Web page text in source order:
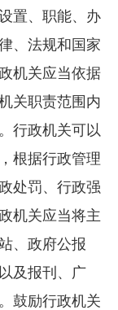
置、职能、办
、法规和国家
机关应当依据
关职责范围内
行政机关可以
根据行政管理
处罚、行政强
机关应当将主
、政府公报
及报刊、广
鼓励行政机关